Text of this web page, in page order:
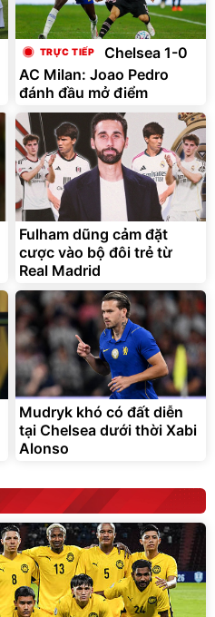
Lót ghế ôtô, nâng lưng
chống nóng giúp thoải mái
trong di chuyển
295.000đ
Đã bán nhiều
AC Milan: Joao Pedro
đánh đầu mở điểm
Fulham dũng cảm đặt
cược vào bộ đôi trẻ từ
Real Madrid
Mudryk khó có đất diễn
tại Chelsea dưới thời Xabi
Alonso